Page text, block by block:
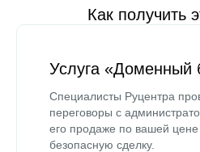
Как получить
Услуга «Доменный
Специалисты Руцентра
переговоры с
его продаже по вашей цене
безопасную сделку.